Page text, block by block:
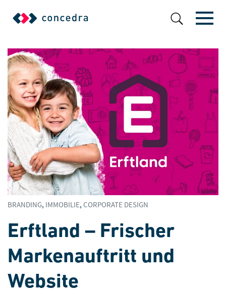
BRANDING, IMMOBILIE, CORPORATE DESIGN
Erftland – Frischer
Markenauftritt und
Website